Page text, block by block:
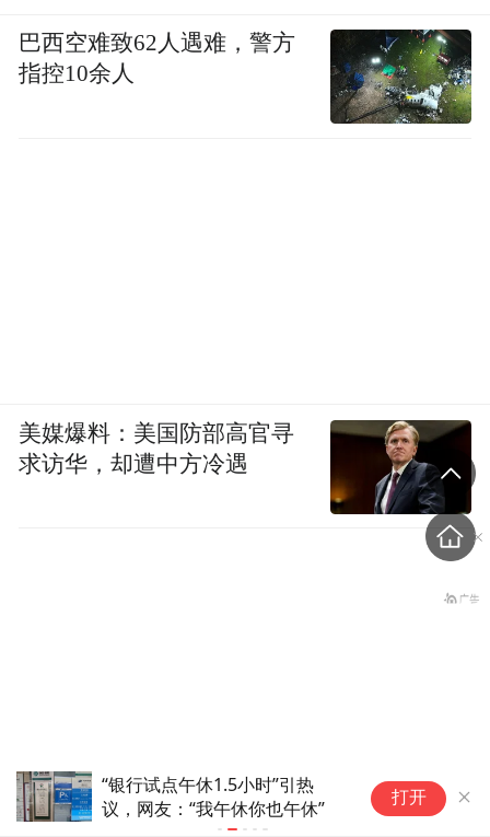
“银行试点午休1.5小时”冲上热
搜，“过去大家都不敢第一个休”
“你上班时
息”？银行
打开
巴西空难致62人遇难，警方
指控10余人
美媒爆料：美国防部高官寻
求访华，却遭中方冷遇
泰国学生扫射校园，致7死15